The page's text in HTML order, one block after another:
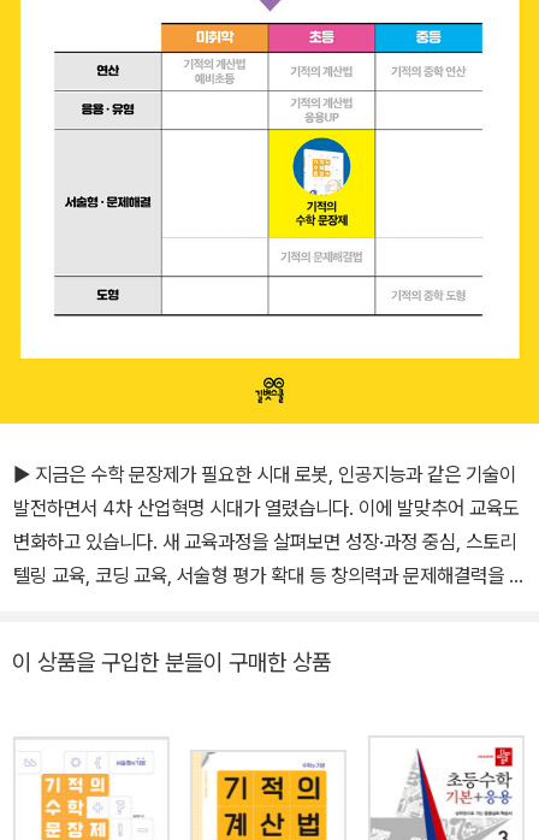
▶ 지금은 수학 문장제가 필요한 시대 로봇, 인공지능과 같은 기술이
발전하면서 4차 산업혁명 시대가 열렸습니다. 이에 발맞추어 교육도
변화하고 있습니다. 새 교육과정을 살펴보면 성장·과정 중심, 스토리
텔링 교육, 코딩 교육, 서술형 평가 확대 등 창의력과 문제해결력을 기
적으로 사고하여 문제를 해결하는 수학 과목의 특성상 문제를 다양하
할 수 있습니다. 특히 수학 문장제는 실생활과 관련된 수학적 상황을
인지하고, 해결하는 과정을 통해 문제해결력을 키우기에 아주 효과적
입니다. ▶ 하지만 수학 문장제를 어려워하는 아이들 요즘 아이들은
이 상품을 구입한 분들이 구매한 상품